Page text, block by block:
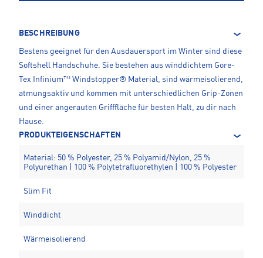
BESCHREIBUNG
Bestens geeignet für den Ausdauersport im Winter sind diese
Softshell Handschuhe. Sie bestehen aus winddichtem Gore-
Tex Infinium™ Windstopper® Material, sind wärmeisolierend,
atmungsaktiv und kommen mit unterschiedlichen Grip-Zonen
und einer angerauten Grifffläche für besten Halt, zu dir nach
Hause.
PRODUKTEIGENSCHAFTEN
Material: 50 % Polyester, 25 % Polyamid/Nylon, 25 %
Polyurethan | 100 % Polytetrafluorethylen | 100 % Polyester
Slim Fit
Winddicht
Wärmeisolierend